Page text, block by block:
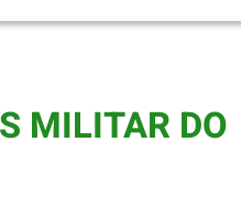
MILITAR DO